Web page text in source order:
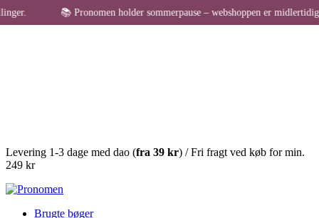
Levering 1-3 dage med dao (fra 39 kr) / Fri fragt ved køb for min.
249 kr
Brugte bøger
📚 Pronomen holder sommerpause – webshoppen er midlertidigt